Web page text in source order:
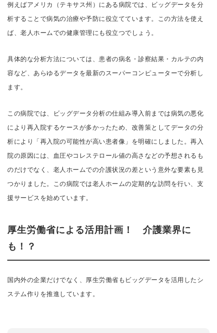
例えばアメリカ（テキサス州）にある病院では、ビッグデータを分
析することで病気の治療や予防に役立てています。この方法を使え
ば、老人ホームでの健康管理にも役立つでしょう。
具体的な分析方法については、患者の病名・診察結果・カルテの内
容など、あらゆるデータを最新のスーパーコンピューターで分析し
ます。
この病院では、ビッグデータ分析の仕組み導入前までは病気の悪化
により再入院するケースが多かったため、改善策としてデータの分
析により「再入院の可能性が高い患者像」を明確にしました。再入
院の原因には、血圧やコレステロール値の高さなどの予想されるも
のだけでなく、老人ホームでの介護状況の差という意外な要素も見
つかりました。この病院では老人ホームの定期的な訪問を行い、支
援サービスを始めています。
厚生労働省による活用計画！ 介護業界に
も！？
国内外の企業だけでなく、厚生労働省もビッグデータを活用したシ
ステム作りを推進しています。